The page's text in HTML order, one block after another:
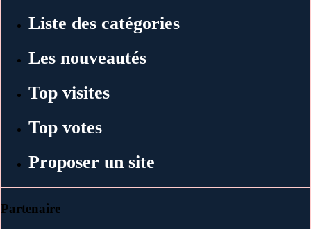
Liste des catégories
Les nouveautés
Top visites
Top votes
Proposer un site
Partenaire